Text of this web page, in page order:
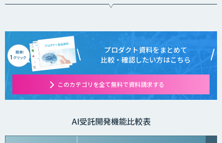
プロダクト資料をまとめて
比較・確認したい方はこちら
このカテゴリを全て無料で資料請求する
AI受託開発機能比較表